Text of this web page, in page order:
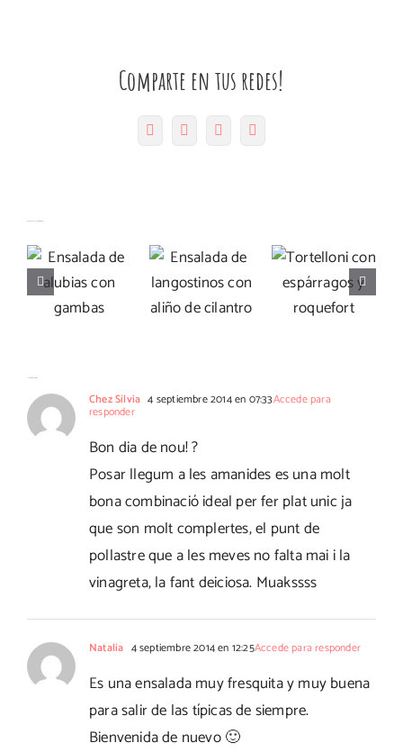
Comparte en tus redes!
FacebookTwitter Pinterest
electrónico
de alubias
con
langostinos
con aliño
con
espárragos
y
Chez Silvia 4 septiembre 2014 en 07:33Accede para
responder
Bon dia de nou! ?
Posar llegum a les amanides es una molt
bona combinació ideal per fer plat unic ja
que son molt complertes, el punt de
pollastre que a les meves no falta mai i la
vinagreta, la fant deiciosa. Muakssss
Natalia 4 septiembre 2014 en 12:25Accede para responder
Es una ensalada muy fresquita y muy buena
para salir de las típicas de siempre.
Bienvenida de nuevo 🙂